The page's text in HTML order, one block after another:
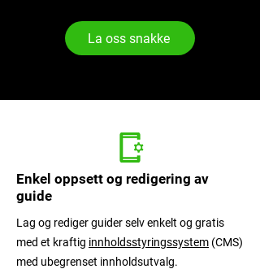
La oss snakke
Enkel oppsett og redigering av
guide
Lag og rediger guider selv enkelt og gratis
med et kraftig innholdsstyringssystem (CMS)
med ubegrenset innholdsutvalg.